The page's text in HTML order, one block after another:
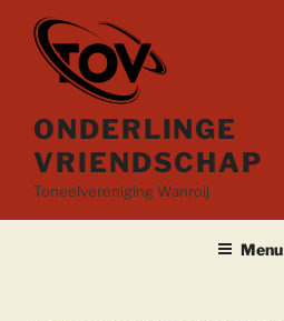
ONDERLINGE
VRIENDSCHAP
Toneelvereniging Wanroij
Menu